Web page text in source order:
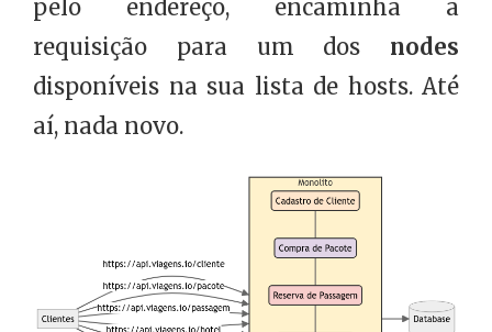
pelo endereço, encaminha a
requisição para um dos nodes
disponíveis na sua lista de hosts. Até
aí, nada novo.